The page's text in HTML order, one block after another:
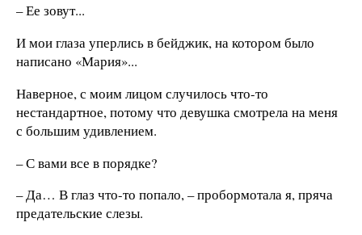
– Ее зовут...
И мои глаза уперлись в бейджик, на котором было
написано «Мария»...
Наверное, с моим лицом случилось что-то
нестандартное, потому что девушка смотрела на меня
с большим удивлением.
– С вами все в порядке?
– Да… В глаз что-то попало, – пробормотала я, пряча
предательские слезы.